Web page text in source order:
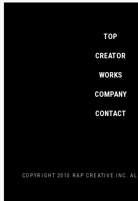
TOP
CREATOR
WORKS
COMPANY
CONTACT
COPYRIGHT 2010 RAP CREATIVE INC.